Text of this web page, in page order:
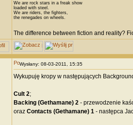
We are rock stars in a freak show
loaded with steel.
We are riders, the fighters,
the renegades on wheels.
The difference between fiction and reality?
Wysłany: 08-03-2011, 15:35
Wykupuję kropy w następujących
Cult 2;
Backing (Gethamane) 2- przewodzenie
oraz Contacts (Gethamane) 1- następca